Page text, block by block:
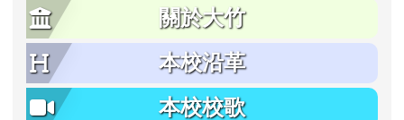
關於大竹
本校沿革
本校校歌